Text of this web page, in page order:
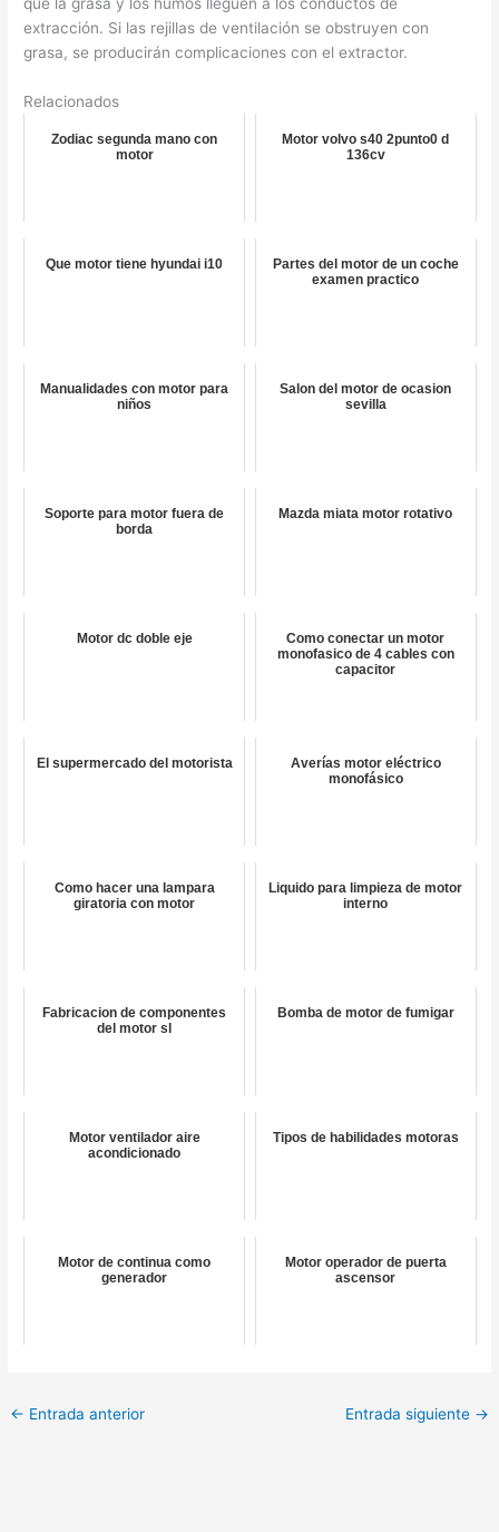
extracción. Si las rejillas de ventilación se obstruyen con
grasa, se producirán complicaciones con el extractor.
Relacionados
Zodiac segunda mano con
motor
Motor volvo s40 2punto0 d
136cv
Que motor tiene hyundai i10
Partes del motor de un coche
examen practico
Manualidades con motor para
niños
Salon del motor de ocasion
sevilla
Soporte para motor fuera de
borda
Mazda miata motor rotativo
Motor dc doble eje
Como conectar un motor
monofasico de 4 cables con
capacitor
El supermercado del motorista
Averías motor eléctrico
monofásico
Como hacer una lampara
giratoria con motor
Liquido para limpieza de motor
interno
Fabricacion de componentes
del motor sl
Bomba de motor de fumigar
Motor ventilador aire
acondicionado
Tipos de habilidades motoras
Motor de continua como
generador
Motor operador de puerta
ascensor
← Entrada anterior Entrada siguiente →